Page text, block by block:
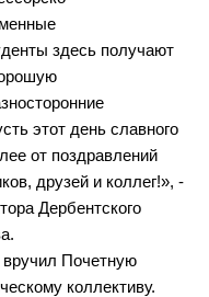
здесь получают
этот день славного
от поздравлений
друзей и коллег!», -
Дербентского
вручил Почетную
коллективу.